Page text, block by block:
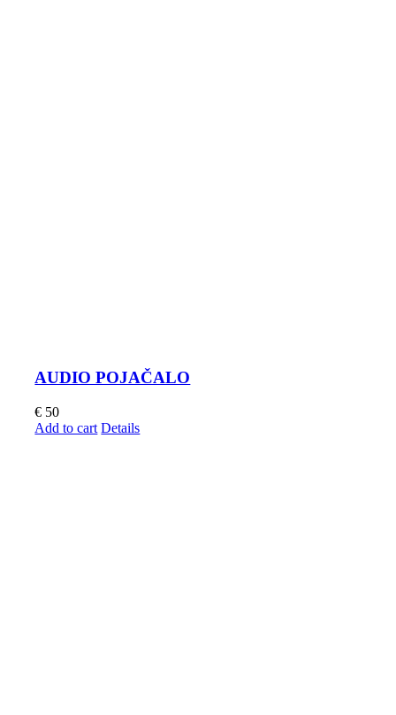
AUDIO POJAČALO
€ 50
Add to cart Details